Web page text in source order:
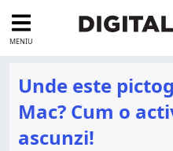
MENIU
Unde este
Mac? Cum o
ascunzi!